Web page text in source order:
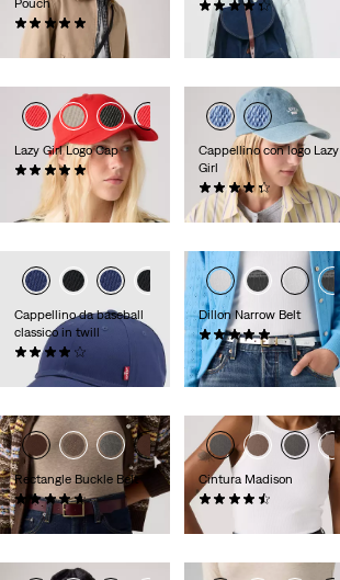
Pouch
(0)
CHF 24.90
(0)
CHF 109.90
Lazy Girl Logo Cap
(0)
CHF 29.90
Cappellino con logo Lazy
Girl
(0)
CHF 34.90
Cappellino da baseball
classico in twill
CHF 29.90
Dillon Narrow Belt
(0)
CHF 49.90
Rectangle Buckle Belt
(0)
CHF 49.90
Cintura Madison
CHF 49.90